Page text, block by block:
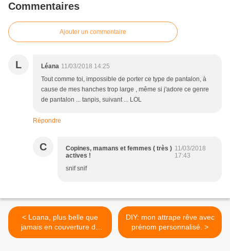
Commentaires
Ajouter un commentaire
L Léana 11/03/2018 14:25
Tout comme toi, impossible de porter ce type de pantalon, à
cause de mes hanches trop large , même si j'adore ce genre
de pantalon ... tanpis, suivant ... LOL
Répondre
C
Copines, mamans et femmes ( très )
actives !
11/03/2018
17:43
snif snif
< Loana, plus belle que
jamais en couverture du
magasine Elle.
DIY: mon attrape rêve avec
prénom personnalisé. >